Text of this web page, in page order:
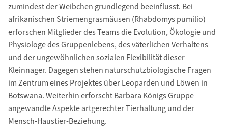
zumindest der Weibchen grundlegend beeinflusst. Bei
afrikanischen Striemengrasmäusen (Rhabdomys pumilio)
erforschen Mitglieder des Teams die Evolution, Ökologie und
Physiologe des Gruppenlebens, des väterlichen Verhaltens
und der ungewöhnlichen sozialen Flexibilität dieser
Kleinnager. Dagegen stehen naturschutzbiologische Fragen
im Zentrum eines Projektes über Leoparden und Löwen in
Botswana. Weiterhin erforscht Barbara Königs Gruppe
angewandte Aspekte artgerechter Tierhaltung und der
Mensch-Haustier-Beziehung.